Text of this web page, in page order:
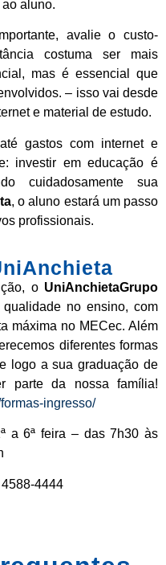
aluno.
avalie o custo-
costuma ser mais
mas é essencial que
– isso vai desde
e material de estudo.
gastos com internet e
investir em educação é
cuidadosamente sua
, o aluno estará um passo
profissionais.
o UniAnchietaGrupo
no ensino, com
máxima no MECec. Além
diferentes formas
logo a sua graduação de
parte da nossa família!
ingresso/
a 6ª feira – das 7h30 às
4444